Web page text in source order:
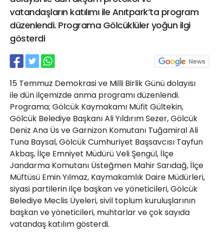
vatandaşların katılımı ile Anıtpark’ta program
düzenlendi. Programa Gölcüklüler yoğun ilgi
gösterdi
15 Temmuz Demokrasi ve Milli Birlik Günü dolayısı
ile dün ilçemizde anma programı düzenlendi.
Programa; Gölcük Kaymakamı Müfit Gültekin,
Gölcük Belediye Başkanı Ali Yıldırım Sezer, Gölcük
Deniz Ana Üs ve Garnizon Komutanı Tuğamiral Ali
Tuna Baysal, Gölcük Cumhuriyet Başsavcısı Tayfun
Akbaş, İlçe Emniyet Müdürü Veli Şengül, İlçe
Jandarma Komutanı Üsteğmen Mahir Sarıdağ, İlçe
Müftüsü Emin Yılmaz, Kaymakamlık Daire Müdürleri,
siyasi partilerin ilçe başkan ve yöneticileri, Gölcük
Belediye Meclis Üyeleri, sivil toplum kuruluşlarının
başkan ve yöneticileri, muhtarlar ve çok sayıda
vatandaş katılım gösterdi.
21 Gölcük
02624132333